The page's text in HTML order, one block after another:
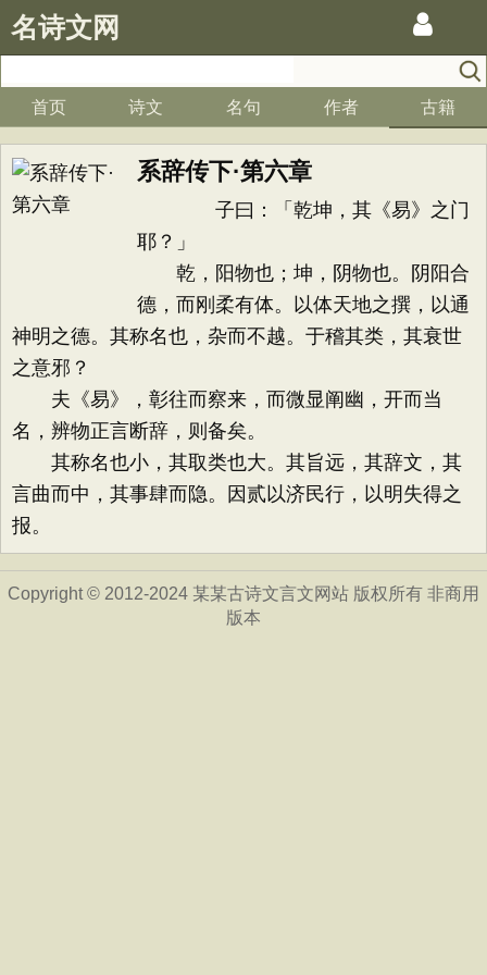
名诗文网
首页 诗文 名句 作者 古籍
系辞传下·第六章
子曰：「乾坤，其《易》之门
耶？」
乾，阳物也；坤，阴物也。阴阳合
德，而刚柔有体。以体天地之撰，以通
神明之德。其称名也，杂而不越。于稽其类，其衰世
之意邪？
夫《易》，彰往而察来，而微显阐幽，开而当
名，辨物正言断辞，则备矣。
其称名也小，其取类也大。其旨远，其辞文，其
言曲而中，其事肆而隐。因贰以济民行，以明失得之
报。
Copyright © 2012-2024 某某古诗文言文网站 版权所有 非商用
版本